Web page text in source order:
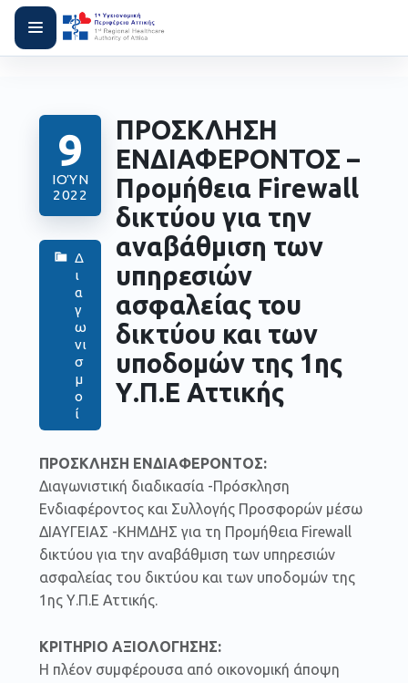
9
ΙΟΎΝ
2022
Δ
ι
α
γ
ω
νι
σ
μ
ο
ί
ΠΡΟΣΚΛΗΣΗ
ΕΝΔΙΑΦΕΡΟΝΤΟΣ –
Προμήθεια Firewall
δικτύου για την
αναβάθμιση των
υπηρεσιών
ασφαλείας του
δικτύου και των
υποδομών της 1ης
Υ.Π.Ε Αττικής
ΠΡΟΣΚΛΗΣΗ ΕΝΔΙΑΦΕΡΟΝΤΟΣ:
Διαγωνιστική διαδικασία -Πρόσκληση
Ενδιαφέροντος και Συλλογής Προσφορών μέσω
ΔΙΑΥΓΕΙΑΣ -ΚΗΜΔΗΣ για τη Προμήθεια Firewall
δικτύου για την αναβάθμιση των υπηρεσιών
ασφαλείας του δικτύου και των υποδομών της
1ης Υ.Π.Ε Αττικής.
ΚΡΙΤΗΡΙΟ ΑΞΙΟΛΟΓΗΣΗΣ:
Η πλέον συμφέρουσα από οικονομική άποψη